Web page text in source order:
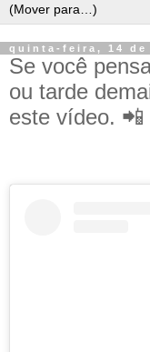
quinta-feira, 14 de
Se você
ou tarde
este vídeo. 📲